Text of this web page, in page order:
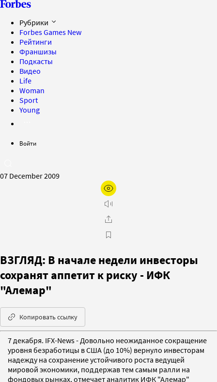
Рубрики
Forbes Games New
Рейтинги
Франшизы
Подкасты
Видео
Life
Woman
Sport
Young
Войти
07 December 2009
ВЗГЛЯД: В начале недели инвесторы
сохранят аппетит к риску - ИФК
"Алемар"
Копировать ссылку
7 декабря. IFX-News - Довольно неожиданное сокращение
уровня безработицы в США (до 10%) вернуло инвесторам
надежду на сохранение устойчивого роста ведущей
мировой экономики, поддержав тем самым ралли на
фондовых рынках, отмечает аналитик ИФК "Алемар"